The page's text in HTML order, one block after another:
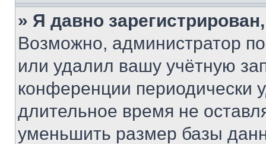
» Я давно
Возможно, администратор
или удалил вашу учётную
конференции периодически
длительное время не
уменьшить размер базы